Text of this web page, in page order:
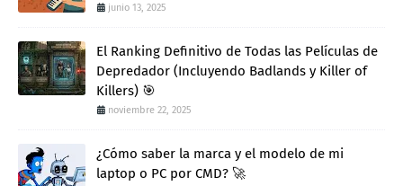
junio 13, 2025
El Ranking Definitivo de Todas las Películas de
Depredador (Incluyendo Badlands y Killer of
Killers) 🎯
noviembre 22, 2025
¿Cómo saber la marca y el modelo de mi
laptop o PC por CMD? 🚀